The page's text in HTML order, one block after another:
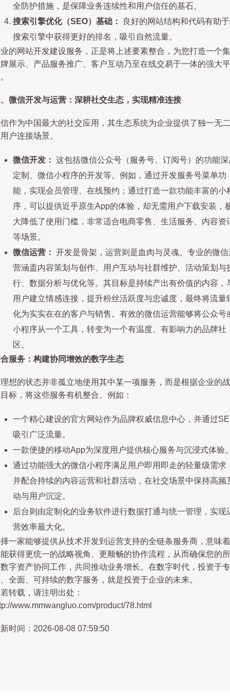
全防护措施，是保障业务连续性和用户信任的基石。
搜索引擎优化（SEO）基础：
良好的网站结构和代码有助
搜索引擎中获得更好的排名，吸引自然流量。
的网站开发建设服务，正是将上述要素整合，为您打造一个集
展示、产品服务推广、客户互动乃至在线交易于一体的强大平
微信开发与运营：深耕社交生态，实现精准连接
作为中国最大的社交应用，其生态系统为企业提供了独一无二
户连接场景。
微信开发： 这包括微信公众号（服务号、订阅号）的功能深
定制、微信小程序的开发等。例如，通过开发服务号菜单功
能，实现会员管理、在线预约；通过打造一款功能丰富的小
序，可以提供近乎原生App的体验，却无需用户下载安装，
大降低了使用门槛，非常适合电商零售、生活服务、内容资
等场景。
微信运营： 开发是骨架，运营则是血肉与灵魂。专业的微信
营涵盖内容策划与创作、用户互动与社群维护、活动策划与
行、数据分析与优化等。其目标是持续产出有价值的内容，
用户建立情感连接，提升粉丝活跃度与忠诚度，最终将流量
化为实实在在的客户与销售。有效的微信运营能够将公众号
小程序从一个工具，转变为一个有温度、有影响力的品牌社
区。
服务：构建协同增效的数字生态
想的状态并非孤立地使用其中某一项服务，而是根据企业的战
标，将这些服务有机整合。例如：
一个精心建设的官方网站作为品牌权威信息中心，并通过
吸引广泛流量。
一款便捷的移动App为深度用户提供核心服务与沉浸式体验
通过功能强大的微信小程序满足用户即用即走的轻量级需求
并配合持续的内容运营和社群活动，在社交场景中保持高频
动与用户沉淀。
后台则由定制化的业务软件进行数据打通与统一管理，实现
营效率最大化。
一家能够提供从技术开发到运营支持的全链条服务商，意味着
获得更统一的战略视角、更顺畅的协作流程，从而确保您的所
字资产协同工作，共同推动业务增长。在数字时代，投资于专
全面、可持续的数字服务，就是投资于企业的未来。
转载，请注明出处：
www.mmwangluo.com/product/78.html
时间：2026-08-08 07:59:50